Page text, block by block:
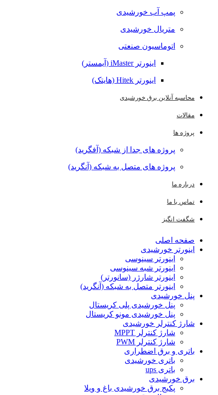
پمپ آب خورشیدی
متریال خورشیدی
اتوماسیون صنعتی
آنلاین برق خورشیدی
پروژه های جدا از شبکه (آفگرید)
پروژه های متصل به شبکه (آنگرید)
با ما
انگیز
اصلی
خورشیدی
اینورتر سینوسی
اینورتر شبه سینوسی
اینورتر شارژر (سانورتر)
اینورتر متصل به شبکه (آنگرید)
خورشیدی
پنل خورشیدی پلی کریستال
پنل خورشیدی مونو کریستال
کنترلر خورشیدی
شارژ کنترلر MPPT
شارژ کنترلر PWM
و برق اضطراری
باتری خورشیدی
خورشیدی
پکیج برق خورشیدی باغ و ویلا